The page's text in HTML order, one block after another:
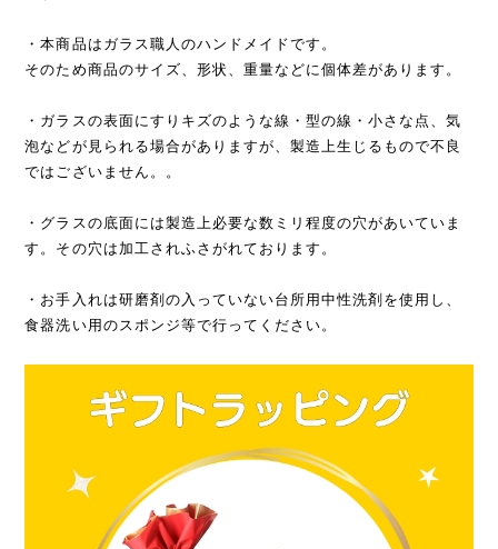
・本商品はガラス職人のハンドメイドです。
そのため商品のサイズ、形状、重量などに個体差があります。
・ガラスの表面にすりキズのような線・型の線・小さな点、気
泡などが見られる場合がありますが、製造上生じるもので不良
ではございません。。
・グラスの底面には製造上必要な数ミリ程度の穴があいていま
す。その穴は加工されふさがれております。
・お手入れは研磨剤の入っていない台所用中性洗剤を使用し、
食器洗い用のスポンジ等で行ってください。